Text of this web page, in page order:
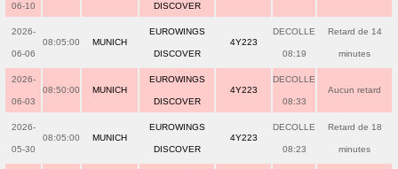
06-10 DISCOVER
2026-
06-06
08:05:00 MUNICH
EUROWINGS
DISCOVER
4Y223
DECOLLE
08:19
Retard de 14
minutes
2026-
06-03
08:50:00 MUNICH
EUROWINGS
DISCOVER
4Y223
DECOLLE
08:33
Aucun retard
2026-
05-30
08:05:00 MUNICH
EUROWINGS
DISCOVER
4Y223
DECOLLE
08:23
Retard de 18
minutes